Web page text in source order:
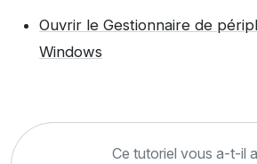
Ouvrir le Gestionnaire de
Windows
Ce tutoriel vous a-t-il